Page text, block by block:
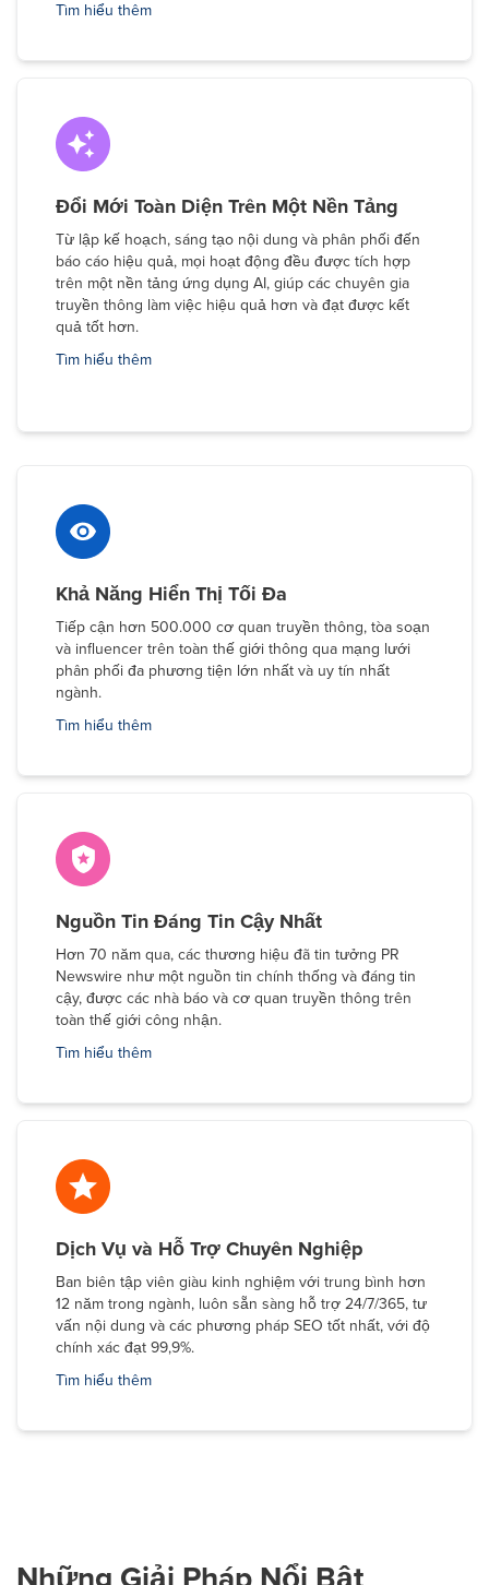
Tìm hiểu thêm
Đổi Mới Toàn Diện Trên Một Nền Tảng
Từ lập kế hoạch, sáng tạo nội dung và phân phối đến
báo cáo hiệu quả, mọi hoạt động đều được tích hợp
trên một nền tảng ứng dụng AI, giúp các chuyên gia
truyền thông làm việc hiệu quả hơn và đạt được kết
quả tốt hơn.
Tìm hiểu thêm
Khả Năng Hiển Thị Tối Đa
Tiếp cận hơn 500.000 cơ quan truyền thông, tòa soạn
và influencer trên toàn thế giới thông qua mạng lưới
phân phối đa phương tiện lớn nhất và uy tín nhất
ngành.
Tìm hiểu thêm
Nguồn Tin Đáng Tin Cậy Nhất
Hơn 70 năm qua, các thương hiệu đã tin tưởng PR
Newswire như một nguồn tin chính thống và đáng tin
cậy, được các nhà báo và cơ quan truyền thông trên
toàn thế giới công nhận.
Tìm hiểu thêm
Dịch Vụ và Hỗ Trợ Chuyên Nghiệp
Ban biên tập viên giàu kinh nghiệm với trung bình hơn
12 năm trong ngành, luôn sẵn sàng hỗ trợ 24/7/365, tư
vấn nội dung và các phương pháp SEO tốt nhất, với độ
chính xác đạt 99,9%.
Tìm hiểu thêm